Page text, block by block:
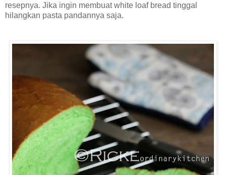
resepnya. Jika ingin membuat white loaf bread tinggal
hilangkan pasta pandannya saja.